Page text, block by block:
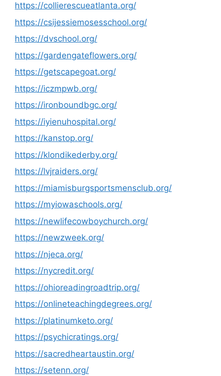
https://collierescueatlanta.org/
https://csijessiemosesschool.org/
https://dvschool.org/
https://gardengateflowers.org/
https://getscapegoat.org/
https://iczmpwb.org/
https://ironboundbgc.org/
https://iyienuhospital.org/
https://kanstop.org/
https://klondikederby.org/
https://lvjraiders.org/
https://miamisburgsportsmensclub.org/
https://myiowaschools.org/
https://newlifecowboychurch.org/
https://newzweek.org/
https://njeca.org/
https://nycredit.org/
https://ohioreadingroadtrip.org/
https://onlineteachingdegrees.org/
https://platinumketo.org/
https://psychicratings.org/
https://sacredheartaustin.org/
https://setenn.org/